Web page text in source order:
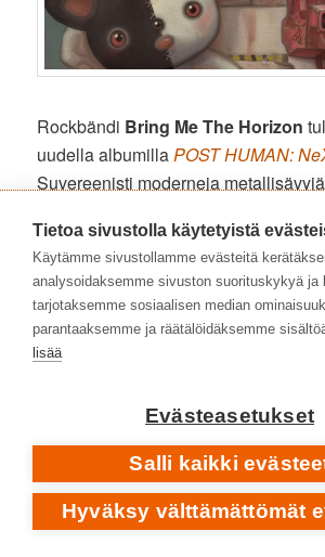
Rockbändi Bring Me The Horizon
uudella albumillaPOST HUMAN:
Suvereenisti moderneja
toistaPOST HUMAN-jatkumon osaa
EdeltäjäPOST HUMAN: Survival
syksyllä 2020.
NeX GEn
lämmin suositusBiffy Clyron
, Thirty
POST HUMAN: NeX GEn
Tietoa sivustolla käytetyistä
Käytämme sivustollamme evästeitä
analysoidaksemme sivuston suorituskykyä ja
tarjotaksemme sosiaalisen median
parantaaksemme ja räätälöidäksemme
lisää
Evästeasetukset
Salli kaikki
Hyväksy välttämättömät